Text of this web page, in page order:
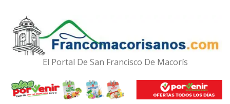
El Portal De San Francisco De Macorís